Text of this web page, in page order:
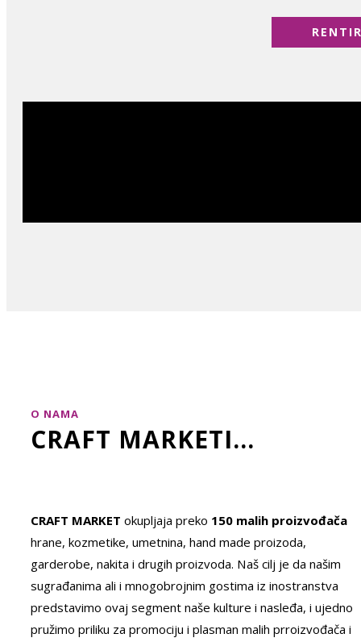
O NAMA
CRAFT MARKETI...
CRAFT MARKET okupljaja preko 150 malih proizvođača
hrane, kozmetike, umetnina, hand made proizoda,
garderobe, nakita i drugih proizvoda. Naš cilj je da našim
sugrađanima ali i mnogobrojnim gostima iz inostranstva
predstavimo ovaj segment naše kulture i nasleđa, i ujedno
pružimo priliku za promociju i plasman malih prroizvođača i